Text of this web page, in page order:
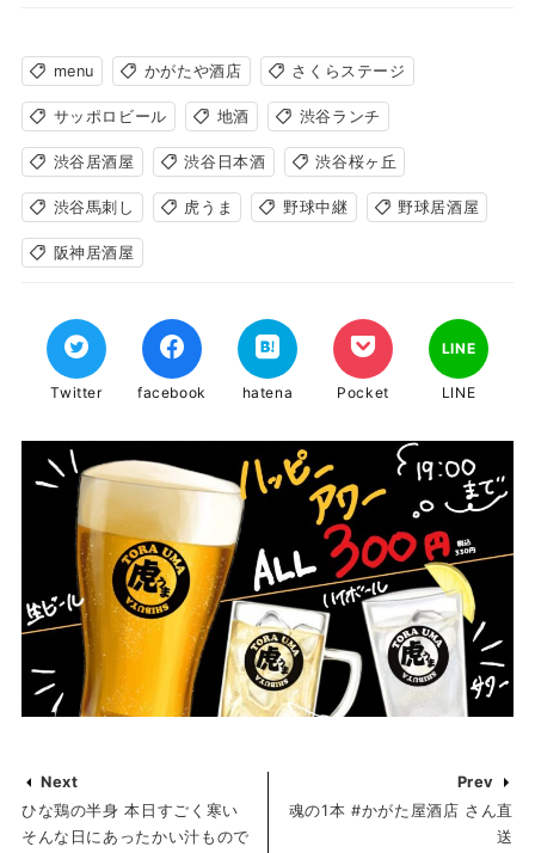
menu かがたや酒店 さくらステージ
サッポロビール 地酒 渋谷ランチ
渋谷居酒屋 渋谷日本酒 渋谷桜ヶ丘
渋谷馬刺し 虎うま 野球中継 野球居酒屋
阪神居酒屋
Twitter facebook hatena Pocket
LINE
LINE
Next
ひな鶏の半身 本日すごく寒い
そんな日にあったかい汁もので
Prev
魂の1本 #かがた屋酒店 さん直
送